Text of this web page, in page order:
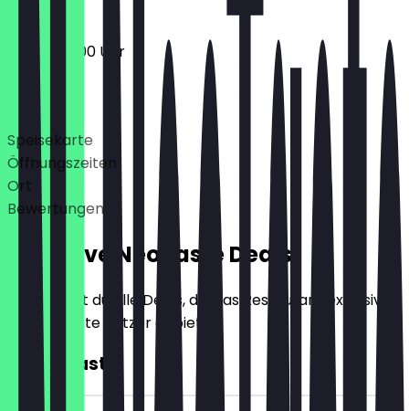
05:00 - 19:00 Uhr
Deals
Speisekarte
Öffnungszeiten
Ort
Bewertungen
Exklusive NeoTaste Deals
Hier findest du alle Deals, die das Restaurant exklusiv
für NeoTaste Nutzer anbietet.
2für1 Toast